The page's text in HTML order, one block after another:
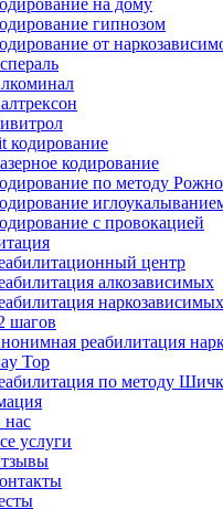
на дому
гипнозом
от
кодирование
кодирование
по методу
с провокацией
центр
алкозависимых
наркозависимых
шагов
реабилитация
Top
по методу
услуги